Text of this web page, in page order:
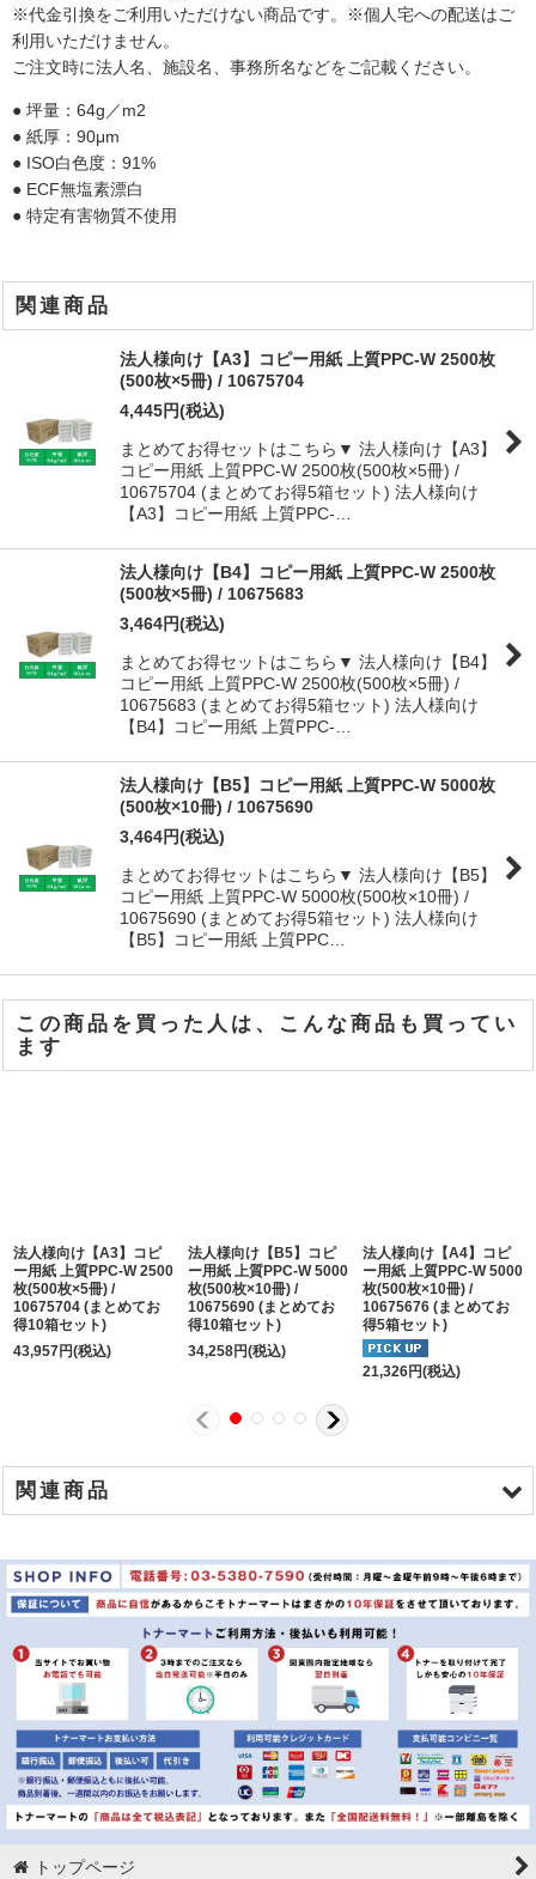
※代金引換をご利用いただけない商品です。※個人宅への配送はご
利用いただけません。
ご注文時に法人名、施設名、事務所名などをご記載ください。
● 坪量：64g／m2
● 紙厚：90μm
● ISO白色度：91%
● ECF無塩素漂白
● 特定有害物質不使用
関連商品
法人様向け【A3】コピー用紙 上質PPC-W 2500枚
(500枚×5冊) / 10675704
4,445円(税込)
まとめてお得セットはこちら▼ 法人様向け【A3】
コピー用紙 上質PPC-W 2500枚(500枚×5冊) /
10675704 (まとめてお得5箱セット) 法人様向け
【A3】コピー用紙 上質PPC-…
法人様向け【B4】コピー用紙 上質PPC-W 2500枚
(500枚×5冊) / 10675683
3,464円(税込)
まとめてお得セットはこちら▼ 法人様向け【B4】
コピー用紙 上質PPC-W 2500枚(500枚×5冊) /
10675683 (まとめてお得5箱セット) 法人様向け
【B4】コピー用紙 上質PPC-…
法人様向け【B5】コピー用紙 上質PPC-W 5000枚
(500枚×10冊) / 10675690
3,464円(税込)
まとめてお得セットはこちら▼ 法人様向け【B5】
コピー用紙 上質PPC-W 5000枚(500枚×10冊) /
10675690 (まとめてお得5箱セット) 法人様向け
【B5】コピー用紙 上質PPC…
この商品を買った人は、こんな商品も買ってい
ます
法人様向け【A3】コピ
ー用紙 上質PPC-W 2500
枚(500枚×5冊) /
10675704 (まとめてお
得10箱セット)
43,957円(税込)
法人様向け【B5】コピ
ー用紙 上質PPC-W 5000
枚(500枚×10冊) /
10675690 (まとめてお
得10箱セット)
34,258円(税込)
法人様向け【A4】コピ
ー用紙 上質PPC-W 5000
枚(500枚×10冊) /
10675676 (まとめてお
得5箱セット)
21,326円(税込)
関連商品
【A4】用紙 上質PPC-W 5,000枚(500枚×10冊)
【B4】用紙 上質PPC-W 2,500枚(500枚×5冊)
【B5】用紙 上質PPC-W 5,000枚(500枚×10冊)
【A3】用紙 上質PPC-W 2,500枚(500枚×5冊)
トップページ